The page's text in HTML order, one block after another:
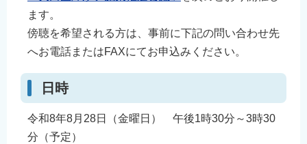
ます。
傍聴を希望される方は、事前に下記の問い合わせ先
へお電話またはFAXにてお申込みください。
日時
令和8年8月28日（金曜日） 午後1時30分～3時30
分（予定）